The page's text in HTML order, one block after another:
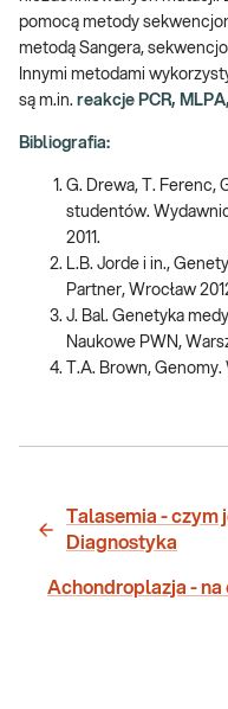
pomocą metody
metodą Sangera,
Innymi metodami
są m.in. reakcje PCR,
Bibliografia:
G. Drewa, T. Ferenc,
studentów.
2011.
L.B. Jorde i in.,
Partner, Wrocław
J. Bal. Genetyka
Naukowe PWN,
T.A. Brown,
Talasemia - czym
Diagnostyka
Achondroplazja -